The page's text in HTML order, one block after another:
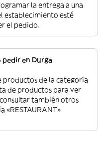
la entrega a una
establecimiento esté
el pedido.
en Durga
productos de la categoría
de productos para ver
también otros
«RESTAURANT»